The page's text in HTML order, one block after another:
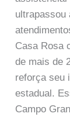
ultrapassou
Casa Rosa
de mais de
reforça seu
estadual.
Campo